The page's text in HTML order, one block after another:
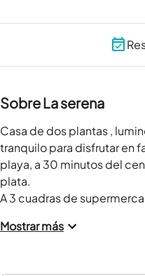
Sobre La serena
Casa de dos plantas ,
tranquilo para disfrutar en
playa, a 30 minutos del
plata.
A 3 cuadras de
Mostrar más